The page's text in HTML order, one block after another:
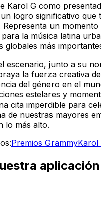
Karol G como
logro significativo que
un momento
la música latina
globales más
escenario, junto a su
la fuerza creativa
del género en el
estelares y
cita imperdible para
de nuestras mayores
lo más alto.
Premios GrammyKarol
aplicación